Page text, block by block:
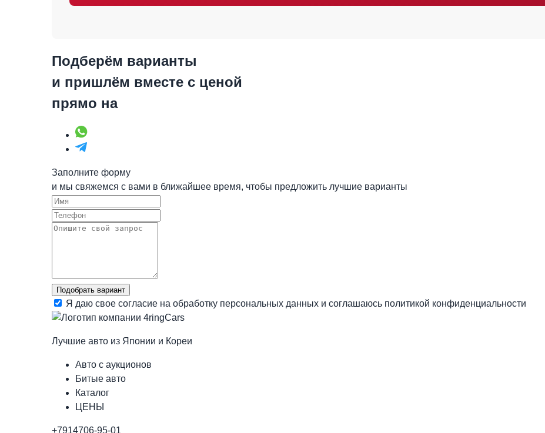
Подберём варианты
и пришлём вместе с ценой
прямо на
Заполните форму
и мы свяжемся с вами в ближайшее время, чтобы предложить лучшие варианты
Подобрать вариант
Я даю свое согласие на обработку персональных данных и соглашаюсь политикой конфиденциальности
Лучшие авто из Японии и Кореи
Авто с аукционов
Битые авто
Каталог
ЦЕНЫ
+7914706-95-01